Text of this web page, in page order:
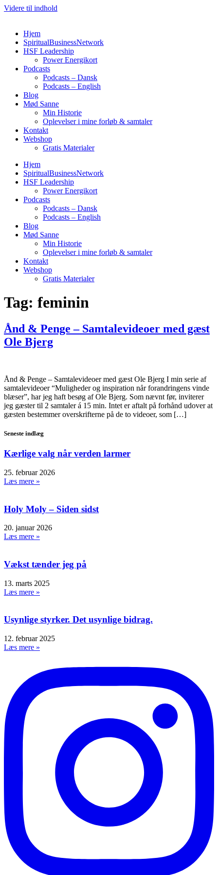
Videre til indhold
Hjem
SpiritualBusinessNetwork
HSF Leadership
Power Energikort
Podcasts
Podcasts – Dansk
Podcasts – English
Blog
Mød Sanne
Min Historie
Oplevelser i mine forløb & samtaler
Kontakt
Webshop
Gratis Materialer
Hjem
SpiritualBusinessNetwork
HSF Leadership
Power Energikort
Podcasts
Podcasts – Dansk
Podcasts – English
Blog
Mød Sanne
Min Historie
Oplevelser i mine forløb & samtaler
Kontakt
Webshop
Gratis Materialer
Tag: feminin
Ånd & Penge – Samtalevideoer med gæst
Ole Bjerg
Ånd & Penge – Samtalevideoer med gæst Ole Bjerg I min serie af
samtalevideoer “Muligheder og inspiration når forandringens vinde
blæser”, har jeg haft besøg af Ole Bjerg. Som nævnt før, inviterer
jeg gæster til 2 samtaler á 15 min. Intet er aftalt på forhånd udover at
gæsten bestemmer overskrifterne på de to videoer, som […]
Seneste indlæg
Kærlige valg når verden larmer
25. februar 2026
Læs mere »
Holy Moly – Siden sidst
20. januar 2026
Læs mere »
Vækst tænder jeg på
13. marts 2025
Læs mere »
Usynlige styrker. Det usynlige bidrag.
12. februar 2025
Læs mere »